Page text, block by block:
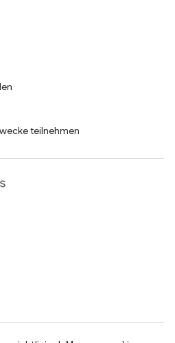
teilnehmen